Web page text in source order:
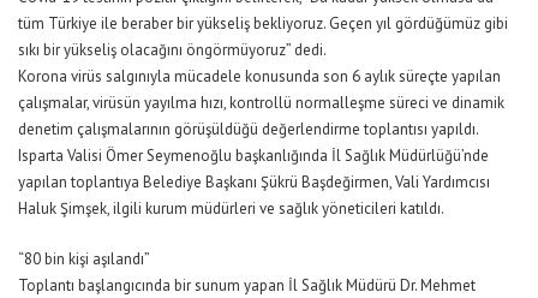
tüm Türkiye ile beraber bir yükseliş bekliyoruz. Geçen yıl gördüğümüz gibi
sıkı bir yükseliş olacağını öngörmüyoruz” dedi.
Korona virüs salgınıyla mücadele konusunda son 6 aylık süreçte yapılan
çalışmalar, virüsün yayılma hızı, kontrollü normalleşme süreci ve dinamik
denetim çalışmalarının görüşüldüğü değerlendirme toplantısı yapıldı.
Isparta Valisi Ömer Seymenoğlu başkanlığında İl Sağlık Müdürlüğü’nde
yapılan toplantıya Belediye Başkanı Şükrü Başdeğirmen, Vali Yardımcısı
Haluk Şimşek, ilgili kurum müdürleri ve sağlık yöneticileri katıldı.
“80 bin kişi aşılandı”
Toplantı başlangıcında bir sunum yapan İl Sağlık Müdürü Dr. Mehmet